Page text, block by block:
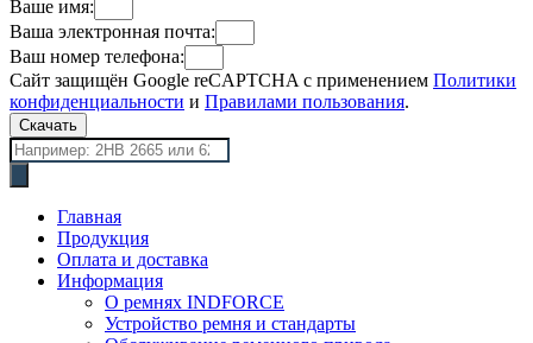
Ваше имя:
Ваша электронная почта:
Ваш номер телефона:
Сайт защищён Google reCAPTCHA с применением Политики
конфиденциальности и Правилами пользования.
Скачать
Поиск
товаров
Главная
Продукция
Оплата и доставка
Информация
О ремнях INDFORCE
Устройство ремня и стандарты